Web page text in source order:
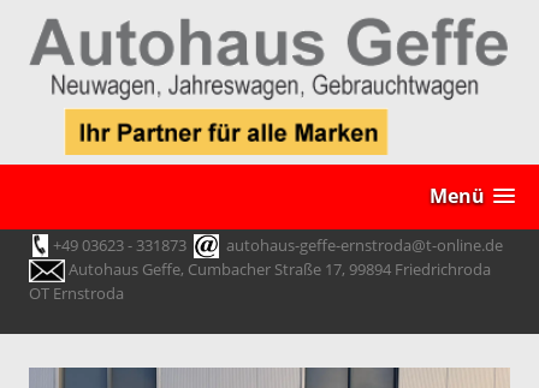
Menü
+49 03623 - 331873
autohaus-geffe-ernstroda@t-online.de
Autohaus Geffe, Cumbacher Straße 17, 99894 Friedrichroda
OT Ernstroda